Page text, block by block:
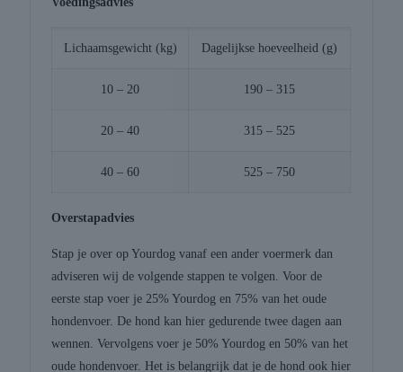
Lichaamsgewicht (kg) Dagelijkse hoeveelheid (g)
10 – 20 190 – 315
20 – 40 315 – 525
40 – 60 525 – 750
Overstapadvies
Stap je over op Yourdog vanaf een ander voermerk dan
adviseren wij de volgende stappen te volgen. Voor de
eerste stap voer je 25% Yourdog en 75% van het oude
hondenvoer. De hond kan hier gedurende twee dagen aan
wennen. Vervolgens voer je 50% Yourdog en 50% van het
oude hondenvoer. Het is belangrijk dat je de hond ook hier